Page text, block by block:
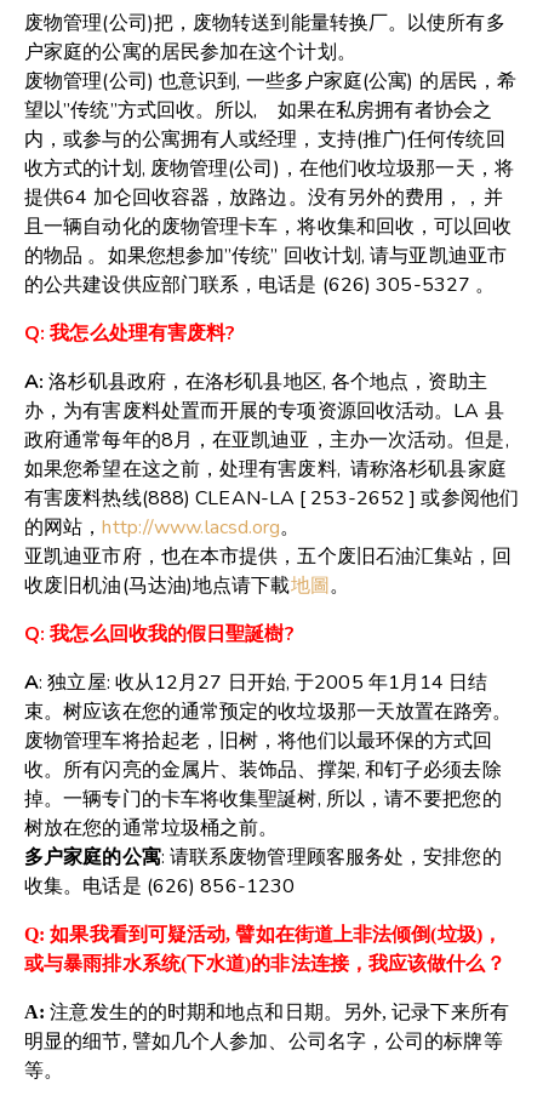
废物管理(公司)把，废物转送到能量转换厂。以使所有多
户家庭的公寓的居民参加在这个计划。
废物管理(公司) 也意识到, 一些多户家庭(公寓) 的居民，希
望以”传统”方式回收。所以, 如果在私房拥有者协会之
内，或参与的公寓拥有人或经理，支持(推广)任何传统回
收方式的计划, 废物管理(公司)，在他们收垃圾那一天，将
提供64 加仑回收容器，放路边。没有另外的费用，，并
且一辆自动化的废物管理卡车，将收集和回收，可以回收
的物品 。如果您想参加”传统” 回收计划, 请与亚凯迪亚市
的公共建设供应部门联系，电话是 (626) 305-5327 。
Q: 我怎么处理有害废料?
A: 洛杉矶县政府，在洛杉矶县地区, 各个地点，资助主
办，为有害废料处置而开展的专项资源回收活动。LA 县
政府通常每年的8月，在亚凯迪亚，主办一次活动。但是,
如果您希望在这之前，处理有害废料, 请称洛杉矶县家庭
有害废料热线(888) CLEAN-LA [ 253-2652 ] 或参阅他们
的网站，http://www.lacsd.org。
亚凯迪亚市府，也在本市提供，五个废旧石油汇集站，回
收废旧机油(马达油)地点请下載地圖。
Q: 我怎么回收我的假日聖誕樹?
A: 独立屋: 收从12月27 日开始, 于2005 年1月14 日结
束。树应该在您的通常预定的收垃圾那一天放置在路旁。
废物管理车将拾起老，旧树，将他们以最环保的方式回
收。所有闪亮的金属片、装饰品、撑架, 和钉子必须去除
掉。一辆专门的卡车将收集聖誕树, 所以，请不要把您的
树放在您的通常垃圾桶之前。
多户家庭的公寓: 请联系废物管理顾客服务处，安排您的
收集。电话是 (626) 856-1230
Q:如果我看到可疑活动,譬如在街道上非法倾倒(垃圾)，
或与暴雨排水系统(下水道)的非法连接，我应该做什么？
A: 注意发生的的时期和地点和日期。另外,记录下来所有
明显的细节, 譬如几个人参加、公司名字，公司的标牌等
等。